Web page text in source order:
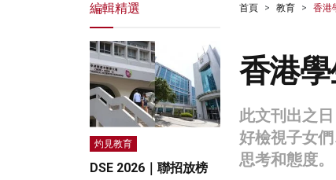
首頁 教育 香港
香港
此文刊出之
好檢視子女
思考和態度。
編輯精選
灼見教育
DSE 2026｜聯招放榜